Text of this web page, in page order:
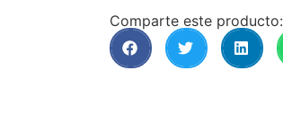
Comparte este producto: